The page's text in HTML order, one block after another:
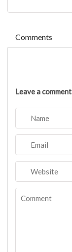
Comments
Leave a comment